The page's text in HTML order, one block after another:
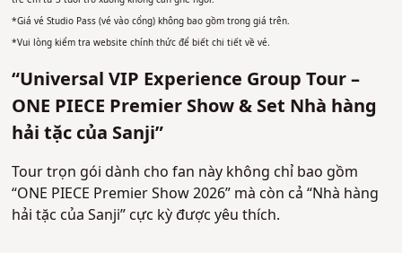
*Giá vé Studio Pass (vé vào cổng) không bao gồm trong giá trên.
*Vui lòng kiểm tra website chính thức để biết chi tiết về vé.
“Universal VIP Experience Group Tour –
ONE PIECE Premier Show & Set Nhà hàng
hải tặc của Sanji”
Tour trọn gói dành cho fan này không chỉ bao gồm
“ONE PIECE Premier Show 2026” mà còn cả “Nhà hàng
hải tặc của Sanji” cực kỳ được yêu thích.